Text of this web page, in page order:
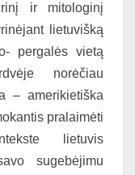
ir mitologinį
lietuvišką
pergalės vietą
norėčiau
– amerikietiška
pralaimėti
lietuvis
sugebėjimu